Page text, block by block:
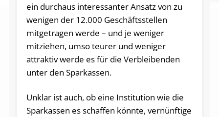
ein durchaus interessanter Ansatz von zu
wenigen der 12.000 Geschäftsstellen
mitgetragen werde – und je weniger
mitziehen, umso teurer und weniger
attraktiv werde es für die Verbleibenden
unter den Sparkassen.
Unklar ist auch, ob eine Institution wie die
Sparkassen es schaffen könnte, vernünftige